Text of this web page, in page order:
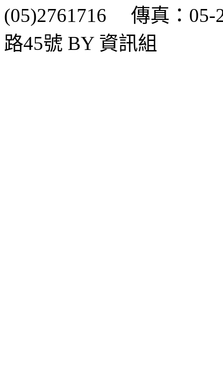
(05)2761716 傳真：05-
路45號 BY 資訊組